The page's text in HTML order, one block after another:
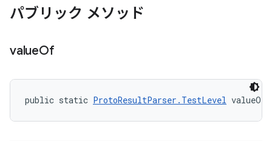
パブリック メソッド
valueOf
public static ProtoResultParser.TestLevel valueOf